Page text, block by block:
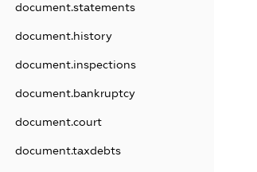
document.statements
document.history
document.inspections
document.bankruptcy
document.court
document.taxdebts